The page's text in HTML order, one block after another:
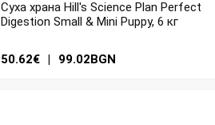
Суха храна Hill's Science Plan Perfect
Digestion Small & Mini Puppy, 6 кг
50.62€ | 99.02BGN